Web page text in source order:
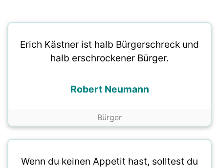
Erich Kästner ist halb Bürgerschreck und
halb erschrockener Bürger.
Robert Neumann
Bürger
Wenn du keinen Appetit hast, solltest du